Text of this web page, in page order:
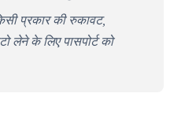
प्रकार की रुकावट,
लेने के लिए पासपोर्ट को